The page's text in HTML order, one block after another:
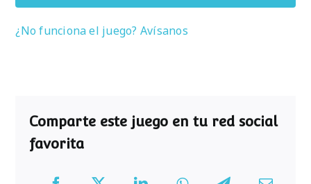
¿No funciona el juego? Avísanos
Comparte este juego en tu red social
favorita